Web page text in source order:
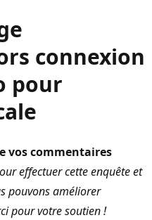
connexion
pour
vos commentaires
effectuer cette enquêteet
pouvons améliorer
pour votre soutien !